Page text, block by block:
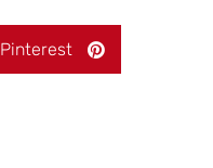
Pinterest